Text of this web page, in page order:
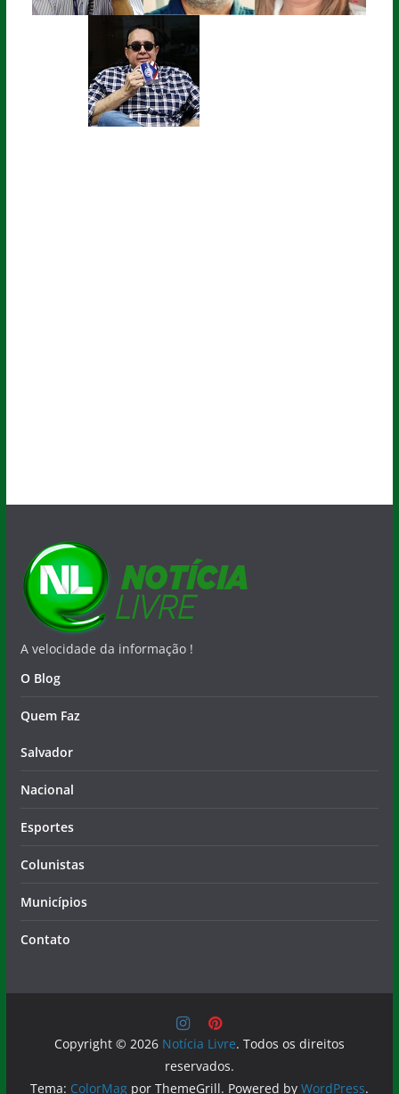
A velocidade da informação !
O Blog
Quem Faz
Salvador
Nacional
Esportes
Colunistas
Municípios
Contato
Copyright © 2026 Notícia Livre. Todos os direitos
reservados.
Tema: ColorMagpor ThemeGrill. Powered by WordPress.